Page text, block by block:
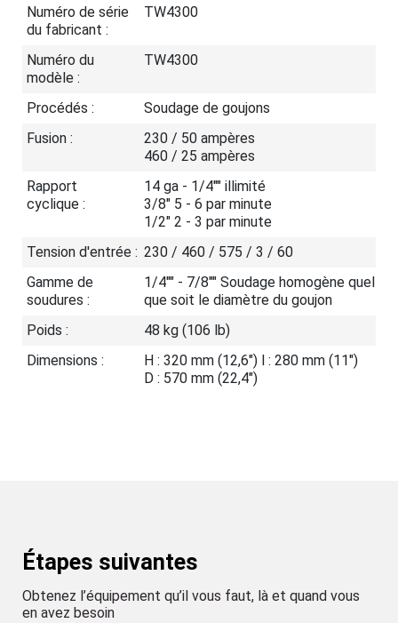
Numéro de série
du fabricant :
TW4300
Numéro du
modèle :
TW4300
Procédés :
Soudage de goujons
Fusion :
230 / 50 ampères
460 / 25 ampères
Rapport
cyclique :
14 ga - 1/4"" illimité
3/8" 5 - 6 par minute
1/2" 2 - 3 par minute
Tension d'entrée : 230 / 460 / 575 / 3 / 60
Gamme de
soudures :
1/4"" - 7/8"" Soudage homogène quel
que soit le diamètre du goujon
Poids :
48 kg (106 lb)
Dimensions :
H : 320 mm (12,6") l : 280 mm (11")
D : 570 mm (22,4")
Étapes suivantes
Obtenez l’équipement qu’il vous faut, là et quand vous
en avez besoin